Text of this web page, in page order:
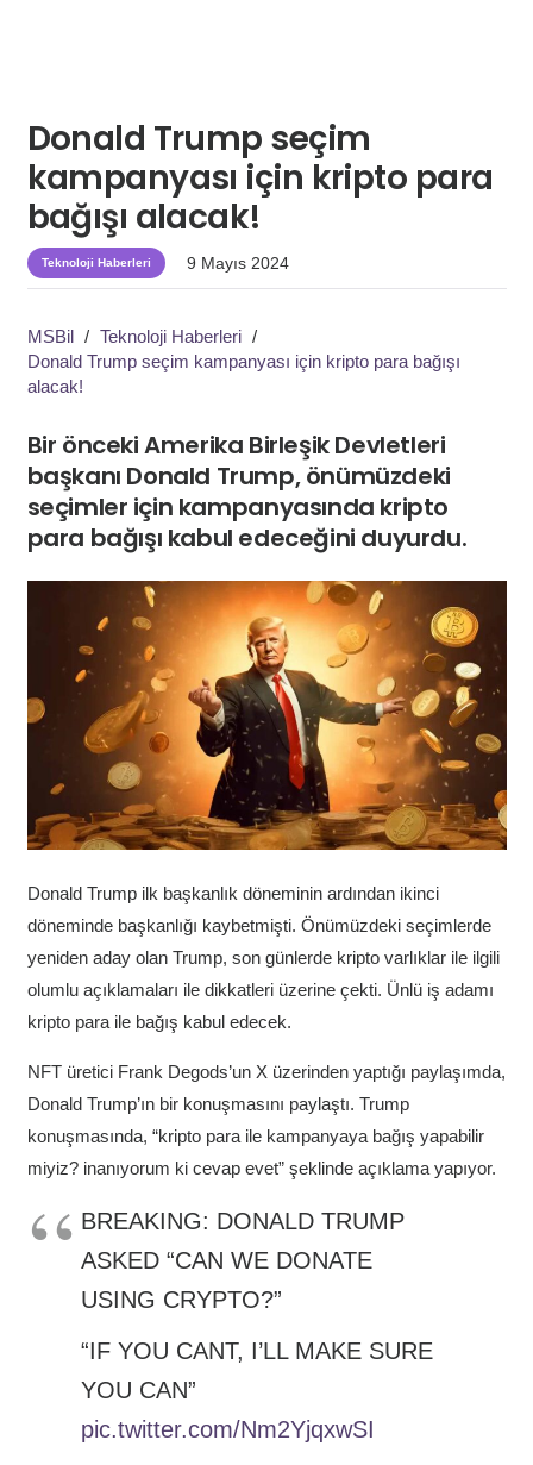
Donald Trump seçim
kampanyası için kripto para
bağışı alacak!
Teknoloji Haberleri 9 Mayıs 2024
MSBil / Teknoloji Haberleri /
Donald Trump seçim kampanyası için kripto para bağışı
alacak!
Bir önceki Amerika Birleşik Devletleri
başkanı Donald Trump, önümüzdeki
seçimler için kampanyasında kripto
para bağışı kabul edeceğini duyurdu.
Donald Trump ilk başkanlık döneminin ardından ikinci
döneminde başkanlığı kaybetmişti. Önümüzdeki seçimlerde
yeniden aday olan Trump, son günlerde kripto varlıklar ile ilgili
olumlu açıklamaları ile dikkatleri üzerine çekti. Ünlü iş adamı
kripto para ile bağış kabul edecek.
NFT üretici Frank Degods’un X üzerinden yaptığı paylaşımda,
Donald Trump’ın bir konuşmasını paylaştı. Trump
konuşmasında, “kripto para ile kampanyaya bağış yapabilir
miyiz? inanıyorum ki cevap evet” şeklinde açıklama yapıyor.
BREAKING: DONALD TRUMP
ASKED “CAN WE DONATE
USING CRYPTO?”
“IF YOU CANT, I’LL MAKE SURE
YOU CAN”
pic.twitter.com/Nm2YjqxwSI